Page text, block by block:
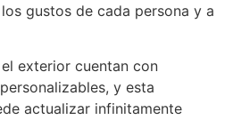
gustos de cada persona y a
exterior cuentan con
y esta
actualizar infinitamente